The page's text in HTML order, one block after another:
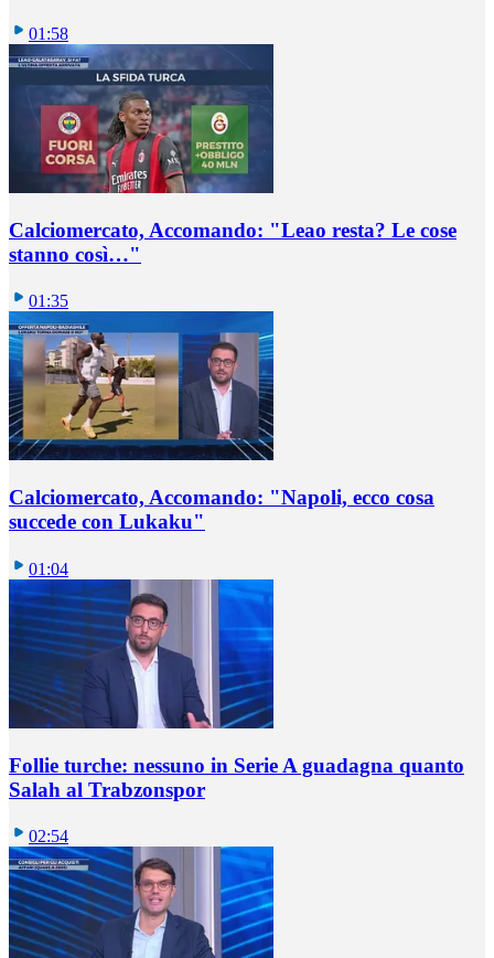
01:58
Calciomercato, Accomando: "Leao resta? Le cose
stanno così…"
01:35
Calciomercato, Accomando: "Napoli, ecco cosa
succede con Lukaku"
01:04
Follie turche: nessuno in Serie A guadagna quanto
Salah al Trabzonspor
02:54